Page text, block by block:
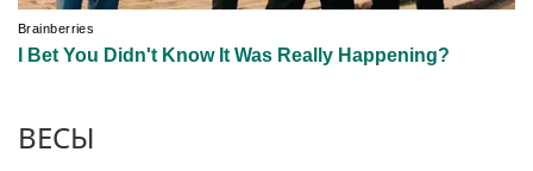
ВЕСЫ